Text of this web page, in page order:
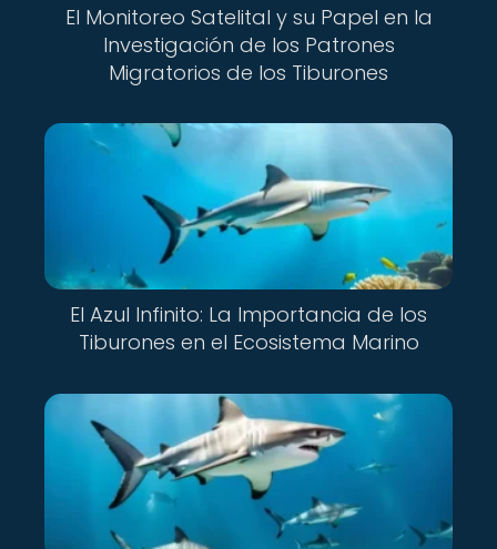
El Monitoreo Satelital y su Papel en la
Investigación de los Patrones
Migratorios de los Tiburones
El Azul Infinito: La Importancia de los
Tiburones en el Ecosistema Marino